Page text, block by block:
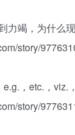
力竭，为什么
story/
，etc.，viz.
story/